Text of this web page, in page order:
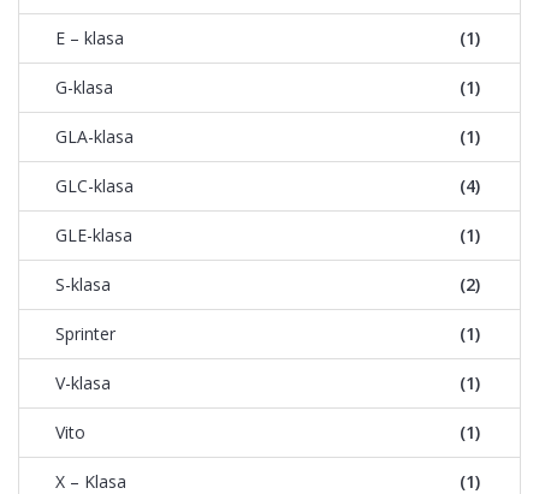
E – klasa (1)
G-klasa (1)
GLA-klasa (1)
GLC-klasa (4)
GLE-klasa (1)
S-klasa (2)
Sprinter (1)
V-klasa (1)
Vito (1)
X – Klasa (1)